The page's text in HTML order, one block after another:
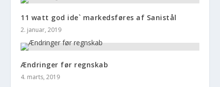
11 watt god ide` markedsføres af Sanistål
2. januar, 2019
Ændringer før regnskab
4. marts, 2019